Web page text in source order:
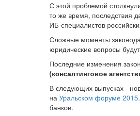
С этой проблемой
то же время, последствия
ИБ-специалистов
Сложные моменты
юридические вопросы
Последние изменения
(консалтинговое
В следующих выпусках -
на Уральском форуме 2015
банков.